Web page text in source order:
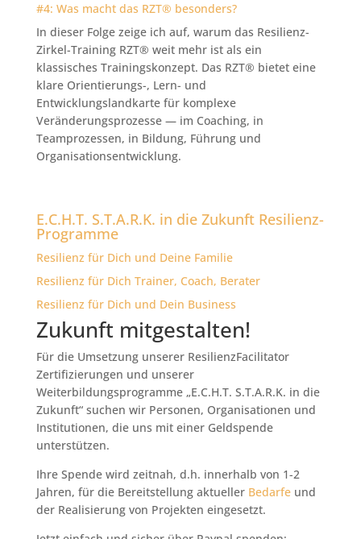
#4: Was macht das RZT® besonders?
In dieser Folge zeige ich auf, warum das Resilienz-
Zirkel-Training RZT® weit mehr ist als ein
klassisches Trainingskonzept. Das RZT® bietet eine
klare Orientierungs-, Lern- und
Entwicklungslandkarte für komplexe
Veränderungsprozesse — im Coaching, in
Teamprozessen, in Bildung, Führung und
Organisationsentwicklung.
E.C.H.T. S.T.A.R.K. in die Zukunft Resilienz-
Programme
Resilienz für Dich und Deine Familie
Resilienz für Dich Trainer, Coach, Berater
Resilienz für Dich und Dein Business
Zukunft mitgestalten!
Für die Umsetzung unserer ResilienzFacilitator
Zertifizierungen und unserer
Weiterbildungsprogramme „E.C.H.T. S.T.A.R.K. in die
Zukunft“ suchen wir Personen, Organisationen und
Institutionen, die uns mit einer Geldspende
unterstützen.
Ihre Spende wird zeitnah, d.h. innerhalb von 1-2
Jahren, für die Bereitstellung aktueller Bedarfeund
der Realisierung von Projekten eingesetzt.